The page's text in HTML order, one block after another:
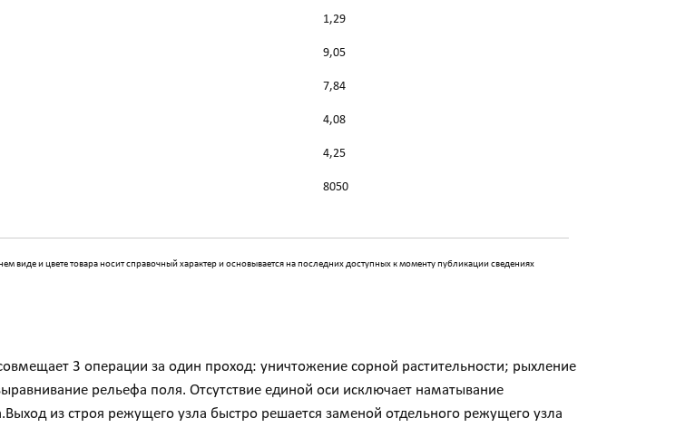
1,29
9,05
7,84
4,08
4,25
8050
виде и цвете товара носит справочный характер и основывается на последних доступных к моменту публикации сведениях
3 операции за один проход: уничтожение сорной растительности; рыхление
рельефа поля. Отсутствие единой оси исключает наматывание
из строя режущего узла быстро решается заменой отдельного режущего узла